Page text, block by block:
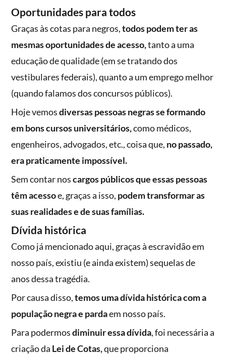
Oportunidades para todos
Graças às cotas para negros,todos podem ter as
mesmas oportunidades de acesso,tanto a uma
educação de qualidade (em se tratando dos
vestibulares federais), quanto a um emprego melhor
(quando falamos dos concursos públicos).
Hoje vemosdiversas pessoas negras se formando
em bons cursos universitários,como médicos,
engenheiros, advogados, etc., coisa que, no passado,
era praticamente impossível.
Sem contar noscargos públicos que essas pessoas
têm acessoe, graças a isso, podem transformar as
suas realidades e de suas famílias.
Dívida histórica
Como já mencionado aqui, graças à escravidão em
nosso país, existiu (e ainda existem) sequelas de
anos dessa tragédia.
Por causa disso,temos uma dívida histórica com a
população negra e pardaem nosso país.
Para podermosdiminuir essa dívida, foi necessária a
criação da Lei de Cotas,que proporciona